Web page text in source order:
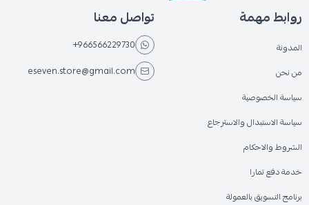
روابط مهمة
المدونة
من نحن
سياسة الخصوصية
سياسة الاستبدال والاسترجاع
الشروط والاحكام
خدمة دفع تمارا
برنامج التسويق بالعمولة
تواصل معنا
+966566229730
eseven.store@gmail.com